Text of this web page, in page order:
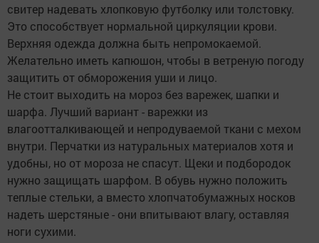
свитер надевать хлопковую футболку или толстовку.
Это способствует нормальной циркуляции крови.
Верхняя одежда должна быть непромокаемой.
Желательно иметь капюшон, чтобы в ветреную погоду
защитить от обморожения уши и лицо.
Не стоит выходить на мороз без варежек, шапки и
шарфа. Лучший вариант - варежки из
влагоотталкивающей и непродуваемой ткани с мехом
внутри. Перчатки из натуральных материалов хотя и
удобны, но от мороза не спасут. Щеки и подбородок
нужно защищать шарфом. В обувь нужно положить
теплые стельки, а вместо хлопчатобумажных носков
надеть шерстяные - они впитывают влагу, оставляя
ноги сухими.